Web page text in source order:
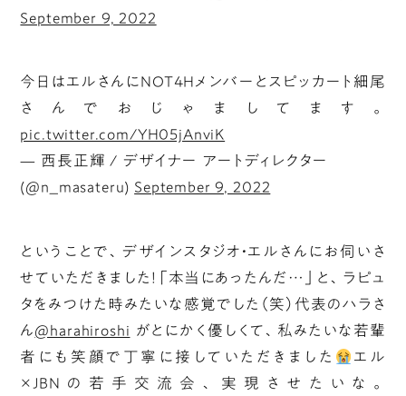
September 9, 2022
今日はエルさんにNOT4Hメンバーとスピッカート細尾
さんでおじゃましてます。
pic.twitter.com/YH05jAnviK
— 西長正輝 / デザイナー アートディレクター
(@n_masateru) September 9, 2022
ということで、デザインスタジオ・エルさんにお伺いさ
せていただきました！「本当にあったんだ…」と、ラピュ
タをみつけた時みたいな感覚でした（笑）代表のハラさ
ん@harahiroshi がとにかく優しくて、私みたいな若輩
者にも笑顔で丁寧に接していただきました
エル
×JBNの若手交流会、実現させたいな。